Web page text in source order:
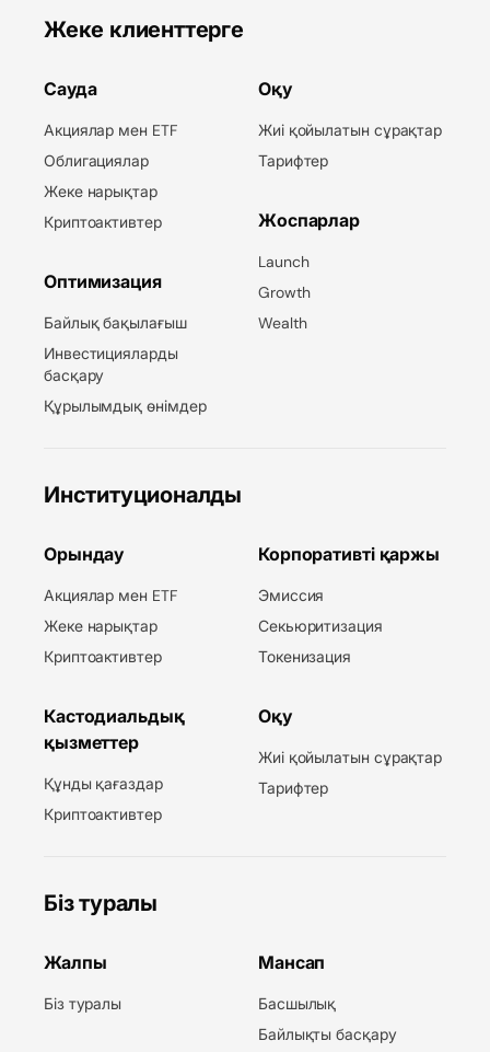
Жеке клиенттерге
Сауда
Акциялар мен ETF
Облигациялар
Жеке нарықтар
Криптоактивтер
Оптимизация
Байлық бақылағыш
Инвестицияларды
басқару
Құрылымдық өнімдер
Оқу
Жиі қойылатын сұрақтар
Тарифтер
Жоспарлар
Launch
Growth
Wealth
Институционалды
Орындау
Акциялар мен ETF
Жеке нарықтар
Криптоактивтер
Кастодиальдық
қызметтер
Құнды қағаздар
Криптоактивтер
Корпоративті қаржы
Эмиссия
Секьюритизация
Токенизация
Оқу
Жиі қойылатын сұрақтар
Тарифтер
Біз туралы
Жалпы
Біз туралы
Мансап
Басшылық
Байлықты басқару